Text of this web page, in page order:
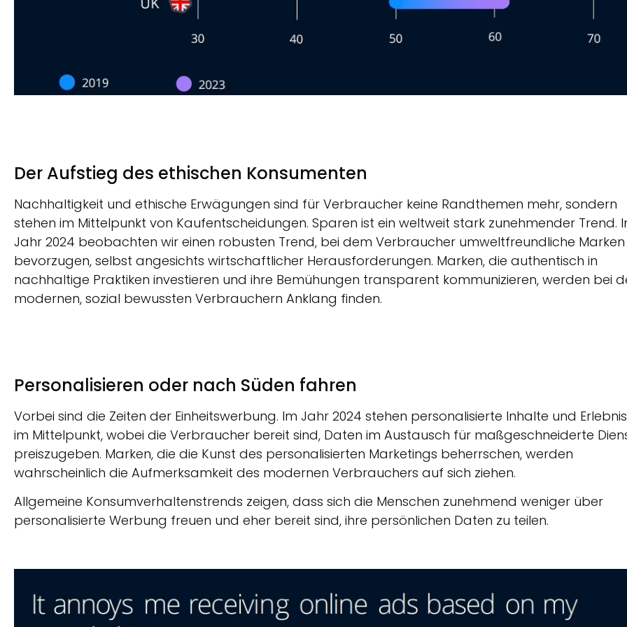
Der Aufstieg des ethischen Konsumenten
Nachhaltigkeit und ethische Erwägungen sind für Verbraucher keine Randthemen mehr, sondern
stehen im Mittelpunkt von Kaufentscheidungen. Sparen ist ein weltweit stark zunehmender Trend.
Jahr 2024 beobachten wir einen robusten Trend, bei dem Verbraucher umweltfreundliche Marken
bevorzugen, selbst angesichts wirtschaftlicher Herausforderungen. Marken, die authentisch in
nachhaltige Praktiken investieren und ihre Bemühungen transparent kommunizieren, werden bei
modernen, sozial bewussten Verbrauchern Anklang finden.
Personalisieren oder nach Süden fahren
Vorbei sind die Zeiten der Einheitswerbung. Im Jahr 2024 stehen personalisierte Inhalte und
im Mittelpunkt, wobei die Verbraucher bereit sind, Daten im Austausch für maßgeschneiderte
preiszugeben. Marken, die die Kunst des personalisierten Marketings beherrschen, werden
wahrscheinlich die Aufmerksamkeit des modernen Verbrauchers auf sich ziehen.
Allgemeine Konsumverhaltenstrends zeigen, dass sich die Menschen zunehmend weniger über
personalisierte Werbung freuen und eher bereit sind, ihre persönlichen Daten zu teilen.